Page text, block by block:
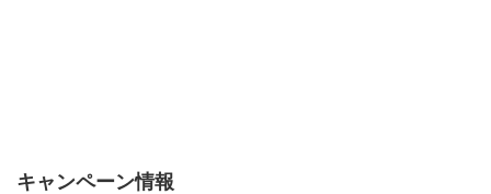
キャンペーン情報